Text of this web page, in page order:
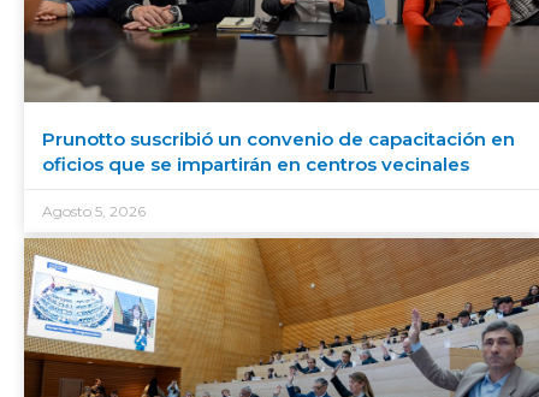
Prunotto suscribió un convenio de capacitación en
oficios que se impartirán en centros vecinales
Agosto 5, 2026